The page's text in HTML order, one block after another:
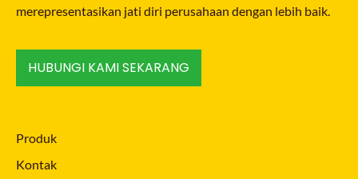
merepresentasikan jati diri perusahaan dengan lebih baik.
HUBUNGI KAMI SEKARANG
Produk
Kontak